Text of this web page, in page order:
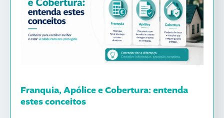
Franquia, Apólice e Cobertura: entenda
estes conceitos